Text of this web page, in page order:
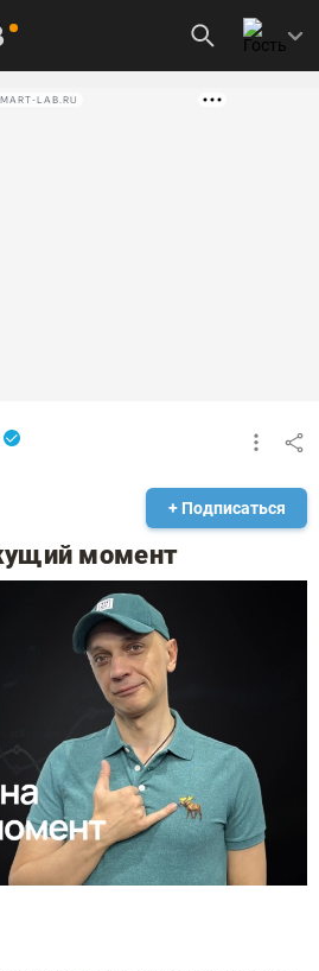
LAB.RU
+ Подписаться
момент